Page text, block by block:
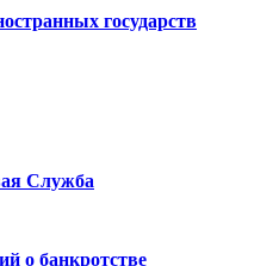
государств
Служба
о банкротстве